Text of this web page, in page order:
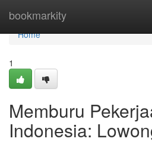
bookmarkity
Home
Home
1
Memburu
Indonesia: